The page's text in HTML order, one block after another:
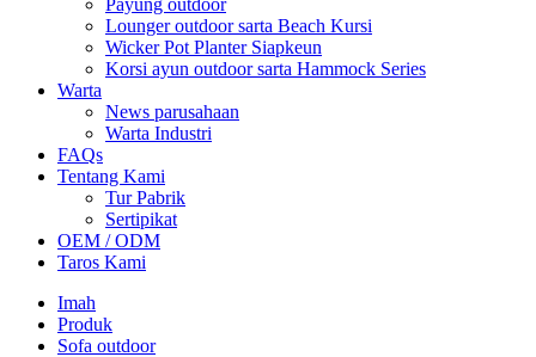
Payung outdoor
Lounger outdoor sarta Beach Kursi
Wicker Pot Planter Siapkeun
Korsi ayun outdoor sarta Hammock Series
Warta
News parusahaan
Warta Industri
FAQs
Tentang Kami
Tur Pabrik
Sertipikat
OEM / ODM
Taros Kami
Imah
Produk
Sofa outdoor